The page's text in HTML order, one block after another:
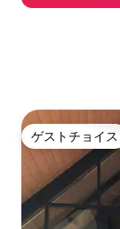
ゲストチョイス
ゲストチョイス